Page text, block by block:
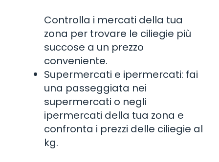
Controlla i mercati della tua
zona per trovare le ciliegie più
succose a un prezzo
conveniente.
Supermercati e ipermercati: fai
una passeggiata nei
supermercati o negli
ipermercati della tua zona e
confronta i prezzi delle ciliegie al
kg.